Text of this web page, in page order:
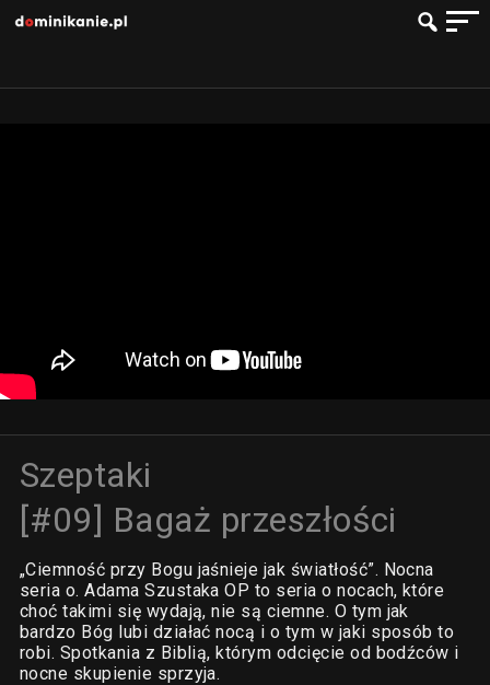
Szeptaki
[#09] Bagaż przeszłości
„Ciemność przy Bogu jaśnieje jak światłość”. Nocna
seria o. Adama Szustaka OP to seria o nocach, które
choć takimi się wydają, nie są ciemne. O tym jak
bardzo Bóg lubi działać nocą i o tym w jaki sposób to
robi. Spotkania z Biblią, którym odcięcie od bodźców i
nocne skupienie sprzyja.